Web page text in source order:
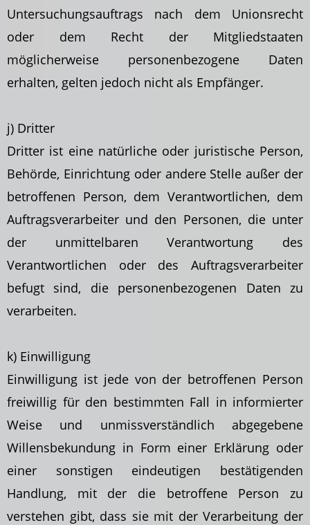
Untersuchungsauftrags nach dem Unionsrecht
oder dem Recht der Mitgliedstaaten
möglicherweise personenbezogene Daten
erhalten, gelten jedoch nicht als Empfänger.
j) Dritter
Dritter ist eine natürliche oder juristische Person,
Behörde, Einrichtung oder andere Stelle außer der
betroffenen Person, dem Verantwortlichen, dem
Auftragsverarbeiter und den Personen, die unter
der unmittelbaren Verantwortung des
Verantwortlichen oder des Auftragsverarbeiter
befugt sind, die personenbezogenen Daten zu
verarbeiten.
k) Einwilligung
Einwilligung ist jede von der betroffenen Person
freiwillig für den bestimmten Fall in informierter
Weise und unmissverständlich abgegebene
Willensbekundung in Form einer Erklärung oder
einer sonstigen eindeutigen bestätigenden
Handlung, mit der die betroffene Person zu
verstehen gibt, dass sie mit der Verarbeitung der